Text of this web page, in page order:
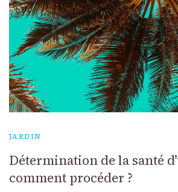
JARDIN
Détermination de la santé
comment procéder ?